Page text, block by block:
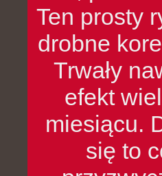
Ten prosty
drobne
Trwały
efekt
miesiącu.
się to